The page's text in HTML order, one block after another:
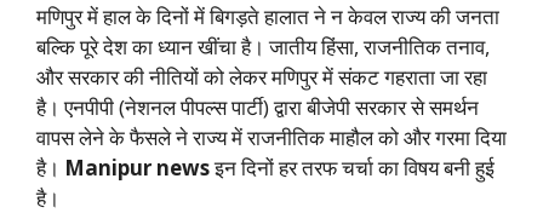
मणिपुर में हाल के दिनों में बिगड़ते हालात ने न केवल राज्य की जनता
बल्कि पूरे देश का ध्यान खींचा है। जातीय हिंसा, राजनीतिक तनाव,
और सरकार की नीतियों को लेकर मणिपुर में संकट गहराता जा रहा
है। एनपीपी (नेशनल पीपल्स पार्टी) द्वारा बीजेपी सरकार से समर्थन
वापस लेने के फैसले ने राज्य में राजनीतिक माहौल को और गरमा दिया
है। Manipur newsइन दिनों हर तरफ चर्चा का विषय बनी हुई
है।